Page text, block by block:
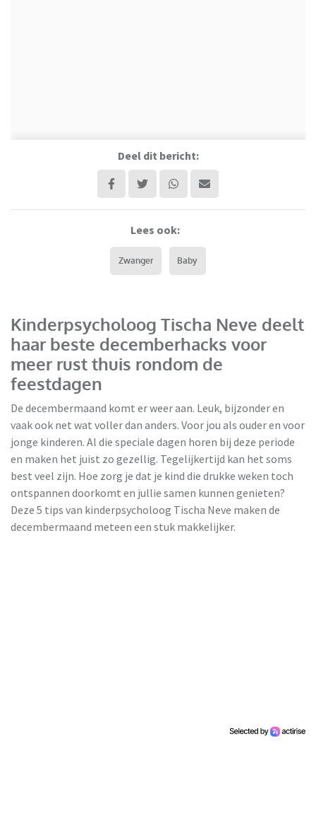
Deel dit bericht:
Lees ook:
Zwanger Baby
Kinderpsycholoog Tischa Neve deelt
haar beste decemberhacks voor
meer rust thuis rondom de
feestdagen
De decembermaand komt er weer aan. Leuk, bijzonder en
vaak ook net wat voller dan anders. Voor jou als ouder en voor
jonge kinderen. Al die speciale dagen horen bij deze periode
en maken het juist zo gezellig. Tegelijkertijd kan het soms
best veel zijn. Hoe zorg je dat je kind die drukke weken toch
ontspannen doorkomt en jullie samen kunnen genieten?
Deze 5 tips van kinderpsycholoog Tischa Neve maken de
decembermaand meteen een stuk makkelijker.